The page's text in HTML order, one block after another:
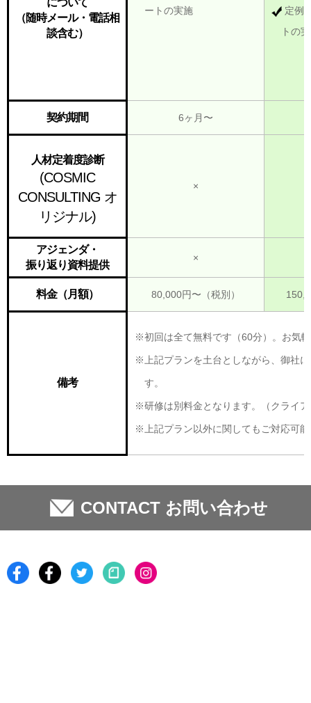
について
（随時メール・電話相
談含む）
ートの実施
定例
トの
契約期間 6ヶ月〜
人材定着度診断
(COSMIC
CONSULTING オ
リジナル)
×
アジェンダ・
振り返り資料提供
×
料金（月額） 80,000円〜（税別）
備考
※初回は全て無料です（60分）。お気
※上記プランを土台としながら、御社
す。
※研修は別料金となります。（クライ
※上記プラン以外に関してもご対応可
CONTACT お問い合わせ